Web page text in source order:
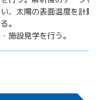
い、太陽の表面温度を計算
る。
・施設見学を行う。